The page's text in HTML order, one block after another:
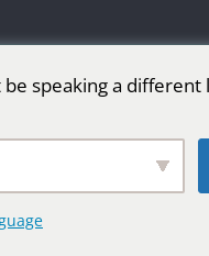
LED para escenario
speaking a different